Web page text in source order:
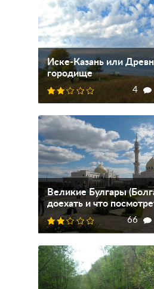
Иске-Казань или
городище
4
Великие Булгары
доехать и что
66